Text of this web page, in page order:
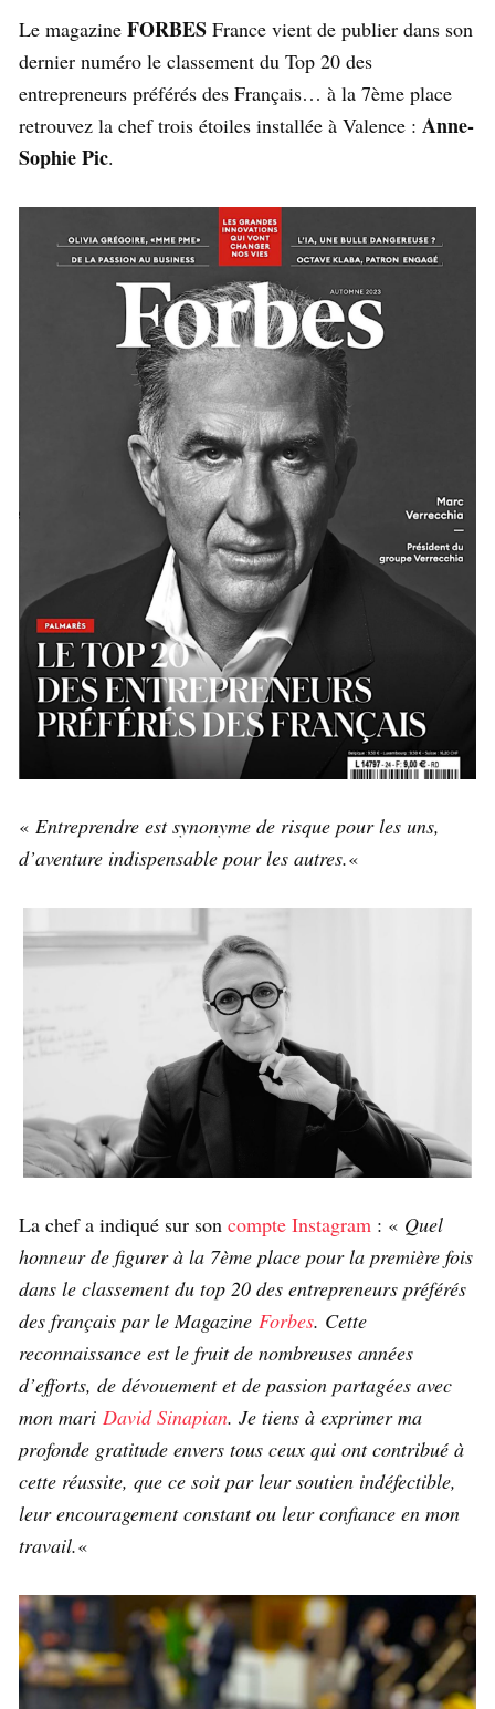
Le magazine FORBES France vient de publier dans son
dernier numéro le classement du Top 20 des
entrepreneurs préférés des Français… à la 7ème place
retrouvez la chef trois étoiles installée à Valence : Anne-
Sophie Pic.
« Entreprendre est synonyme de risque pour les uns,
d’aventure indispensable pour les autres.«
La chef a indiqué sur son compte Instagram : « Quel
honneur de figurer à la 7ème place pour la première fois
dans le classement du top 20 des entrepreneurs préférés
des français par le Magazine Forbes. Cette
reconnaissance est le fruit de nombreuses années
d’efforts, de dévouement et de passion partagées avec
mon mari David Sinapian. Je tiens à exprimer ma
profonde gratitude envers tous ceux qui ont contribué à
cette réussite, que ce soit par leur soutien indéfectible,
leur encouragement constant ou leur confiance en mon
travail.«